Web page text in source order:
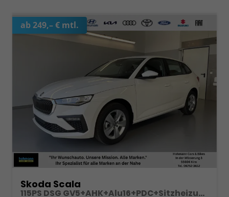
ab 249,– € mtl.
Skoda Scala
115PS DSG GV5+AHK+Alu16+PDC+Sitzheizung+App-Connect